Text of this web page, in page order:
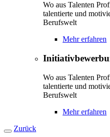
Wo aus Talenten
talentierte und
Berufswelt
Mehr erfahren
Wo aus Talenten
talentierte und
Berufswelt
Mehr erfahren
Zurück